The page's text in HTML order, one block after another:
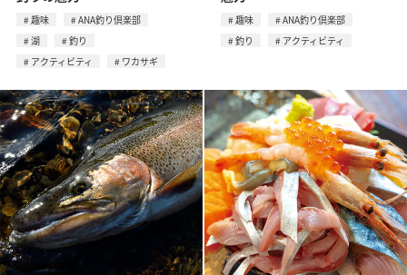
趣味
ANA釣り倶楽部
湖
釣り
アクティビティ
ワカサギ
趣味
ANA釣り倶楽部
釣り
アクティビティ